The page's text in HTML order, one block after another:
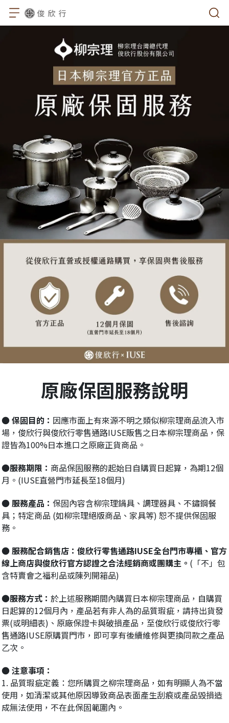
原廠保固服務說明
● 保固目的： 因應市面上有來源不明之類似柳宗理商品流入市
場，俊欣行與俊欣行零售通路IUSE販售之日本柳宗理商品，保
證皆為100%日本進口之原廠正貨商品。
●服務期限： 商品保固服務的起始日自購買日起算，為期12個
月。(IUSE直營門市延長至18個月)
● 服務產品： 保固內容含柳宗理鍋具、調理器具、不鏽鋼餐
具；特定商品 (如柳宗理絕版商品、家具等) 恕不提供保固服
務。
● 服務配合銷售店：俊欣行零售通路IUSE全台門市專櫃、官方
線上商店與俊欣行官方認證之合法經銷商或團購主。 (「不」包
含特賣會之福利品或陳列開箱品)
●服務方式： 於上述服務期間內購買日本柳宗理商品，自購買
日起算的12個月內，產品若有非人為的品質瑕疵，請持出貨發
票(或明細表)、原廠保證卡與破損產品，至俊欣行或俊欣行零
售通路IUSE原購買門市，即可享有後續維修與更換同款之產品
乙次。
● 注意事項：
1. 品質瑕疵定義：您所購買之柳宗理商品，如有明顯人為不當
使用，如清潔或其他原因導致商品表面產生刮痕或產品毀損造
成無法使用，不在此保固範圍內。